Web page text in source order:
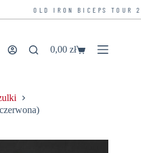
OLD IRON BICEPS TOUR
Koszyk
0,00zł